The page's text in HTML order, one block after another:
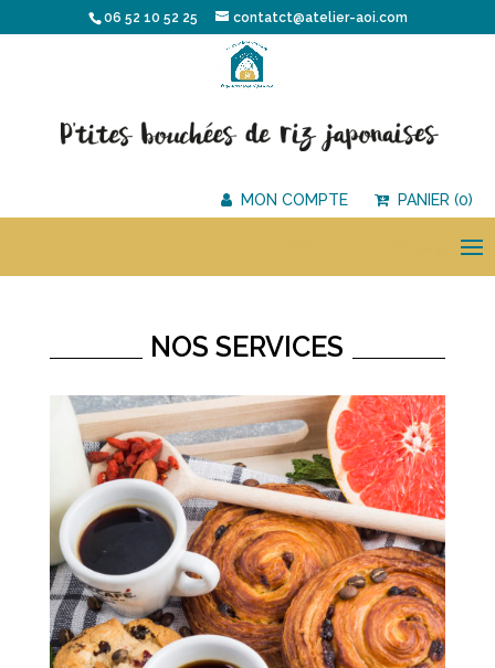
06 52 10 52 25 contatct@atelier-aoi.com
MON COMPTE PANIER (0)
NOS SERVICES